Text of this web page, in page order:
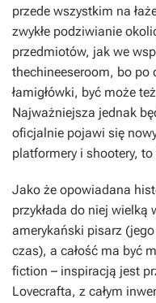
przede wszystkim na
zwykłe podziwianie
przedmiotów, jak we
thechineeseroom, bo po
łamigłówki, być może
Najważniejsza jednak
oficjalnie pojawi się
platformery i shootery,
Jako że opowiadana
przykłada do niej wielką
amerykański pisarz
czas), a całość ma być
fiction – inspiracją jest
Lovecrafta, z całym